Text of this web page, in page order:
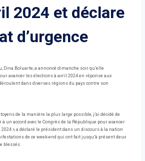
2024 et déclare
d’urgence
Dina Boluarte, a annoncé dimanche soir qu’elle
avancer les élections à avril 2024 en réponse aux
dans diverses régions du pays contre son
de la manière la plus large possible, j’ai décidé de
un accord avec le Congrès de la République pour avancer
», a déclaré le président dans un discours à la nation
de ce week-end qui ont fait jusqu’à présent deux
blessés.